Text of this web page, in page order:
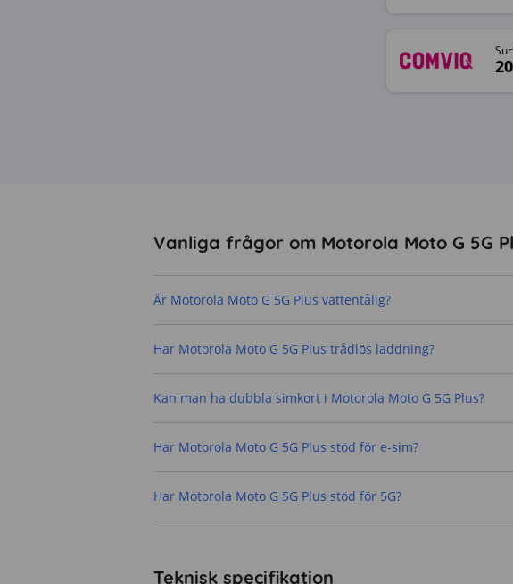
20
Vanliga frågor om Motorola Moto G 5G
Är Motorola Moto G 5G Plus vattentålig?
Har Motorola Moto G 5G Plus trådlös laddning?
Kan man ha dubbla simkort i Motorola Moto G 5G Plus?
Har Motorola Moto G 5G Plus stöd för e-sim?
Har Motorola Moto G 5G Plus stöd för 5G?
Teknisk specifikation